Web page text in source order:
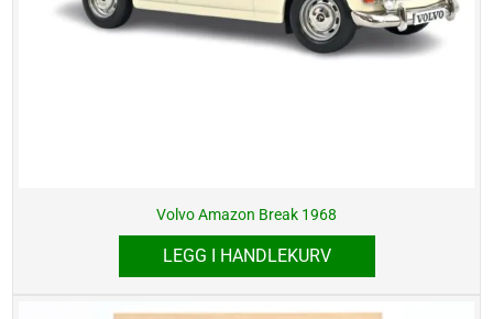
Volvo Amazon Break 1968
LEGG I HANDLEKURV